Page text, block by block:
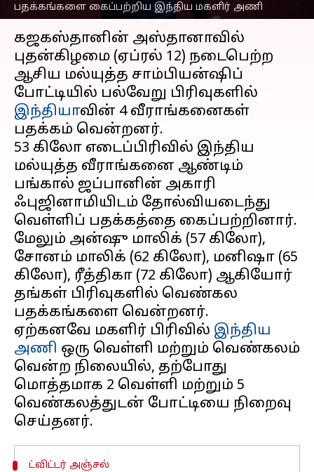
பதக்கங்களை கைப்பற்றிய இந்திய மகளிர் அணி
செய்தி முன்னோட்டம்
கஜகஸ்தானின் அஸ்தானாவில்
புதன்கிழமை (ஏப்ரல் 12) நடைபெற்ற
ஆசிய மல்யுத்த சாம்பியன்ஷிப்
போட்டியில் பல்வேறு பிரிவுகளில்
இந்தியாவின் 4 வீராங்கனைகள்
பதக்கம் வென்றனர்.
53 கிலோ எடைப்பிரிவில் இந்திய
மல்யுத்த வீராங்கனை ஆண்டிம்
பங்கால் ஜப்பானின் அகாரி
ஃபுஜினாமியிடம் தோல்வியடைந்து
வெள்ளிப் பதக்கத்தை கைப்பற்றினார்.
மேலும் அன்ஷு மாலிக் (57 கிலோ),
சோனம் மாலிக் (62 கிலோ), மனிஷா (65
கிலோ), ரீத்திகா (72 கிலோ) ஆகியோர்
தங்கள் பிரிவுகளில் வெண்கல
பதக்கங்களை வென்றனர்.
ஏற்கனவே மகளிர் பிரிவில் இந்திய
அணி ஒரு வெள்ளி மற்றும் வெண்கலம்
வென்ற நிலையில், தற்போது
மொத்தமாக 2 வெள்ளி மற்றும் 5
வெண்கலத்துடன் போட்டியை நிறைவு
ட்விட்டர் அஞ்சல்